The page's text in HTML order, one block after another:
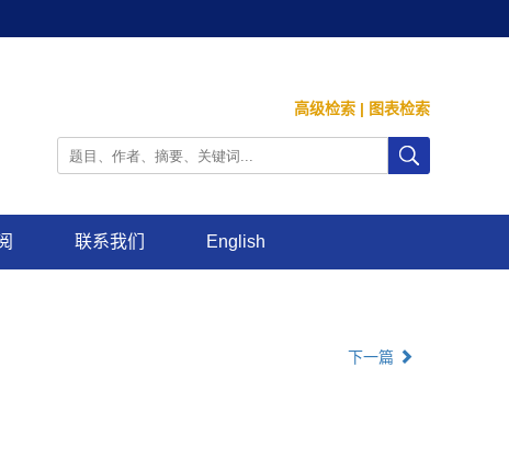
高级检索 | 图表检索
联系我们 English
下一篇